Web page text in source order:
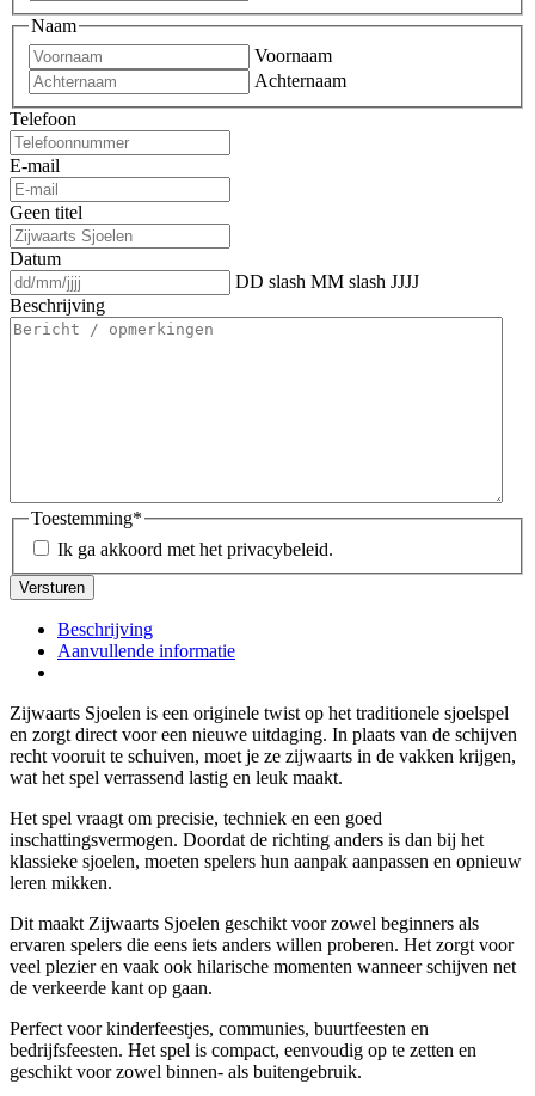
Naam
Voornaam
Achternaam
Telefoon
E-mail
Geen titel
Datum
DD slash MM slash JJJJ
Beschrijving
Toestemming*
Ik ga akkoord met het privacybeleid.
Beschrijving
Aanvullende informatie
Zijwaarts Sjoelen is een originele twist op het traditionele sjoelspel
en zorgt direct voor een nieuwe uitdaging. In plaats van de schijven
recht vooruit te schuiven, moet je ze zijwaarts in de vakken krijgen,
wat het spel verrassend lastig en leuk maakt.
Het spel vraagt om precisie, techniek en een goed
inschattingsvermogen. Doordat de richting anders is dan bij het
klassieke sjoelen, moeten spelers hun aanpak aanpassen en opnieuw
leren mikken.
Dit maakt Zijwaarts Sjoelen geschikt voor zowel beginners als
ervaren spelers die eens iets anders willen proberen. Het zorgt voor
veel plezier en vaak ook hilarische momenten wanneer schijven net
de verkeerde kant op gaan.
Perfect voor kinderfeestjes, communies, buurtfeesten en
bedrijfsfeesten. Het spel is compact, eenvoudig op te zetten en
geschikt voor zowel binnen- als buitengebruik.